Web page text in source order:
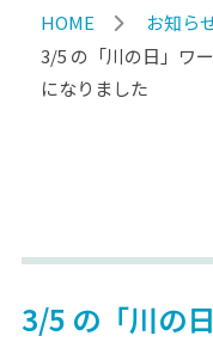
HOME
お知ら
3/5 の「川の日」ワ
になりました
3/5 の「川の